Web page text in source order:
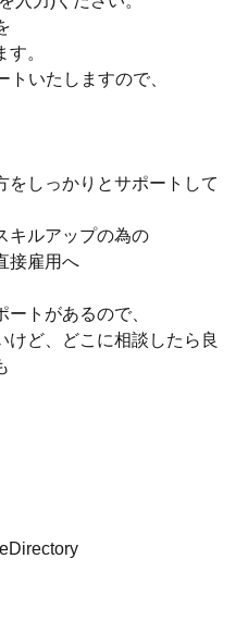
。
トいたしますので、
をしっかりとサポートして
キルアップの為の
接雇用へ
トがあるので、
けど、どこに相談したら良